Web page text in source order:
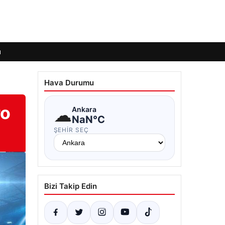
Hava Durumu
☁Ankara
NaN°C
ŞEHIR SEÇ
Bizi Takip Edin